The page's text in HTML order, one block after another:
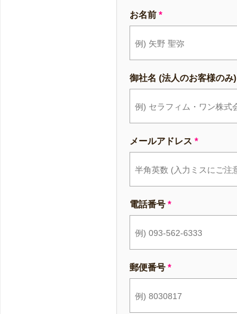
お名前*
御社名 (法人のお客様のみ)
メールアドレス *
電話番号*
郵便番号*